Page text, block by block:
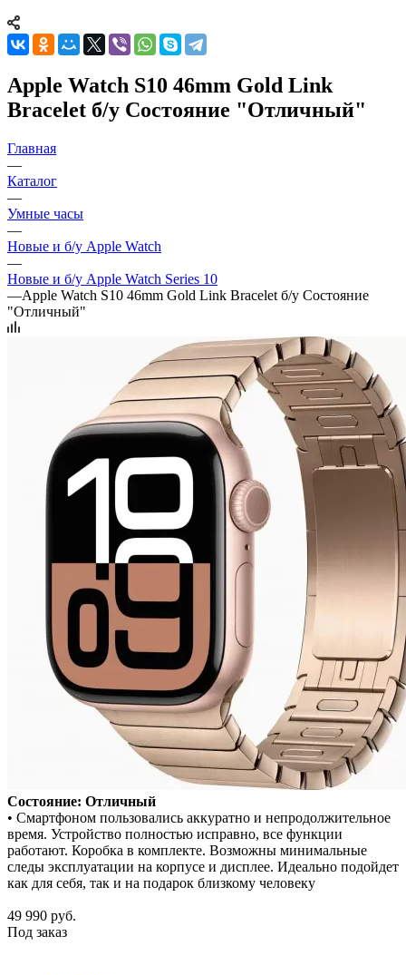
Apple Watch S10 46mm Gold Link
Bracelet б/у Состояние "Отличный"
Главная
—
Каталог
—
Умные часы
—
Новые и б/у Apple Watch
—
Новые и б/у Apple Watch Series 10
—Apple Watch S10 46mm Gold Link Bracelet б/у Состояние
"Отличный"
Состояние: Отличный
• Смартфоном пользовались аккуратно и непродолжительное
время. Устройство полностью исправно, все функции
работают. Коробка в комплекте. Возможны минимальные
следы эксплуатации на корпусе и дисплее. Идеально подойдет
как для себя, так и на подарок близкому человеку
49 990 руб.
Под заказ